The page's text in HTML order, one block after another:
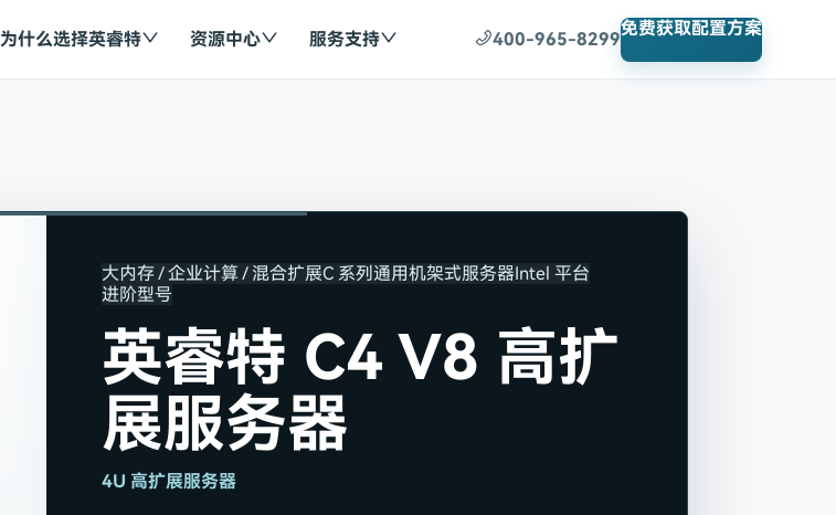
为什么选择英睿特 资源中心 服务支持 400-965-8299
免费获取配置方案
大内存 / 企业计算 / 混合扩展C 系列通用机架式服务器Intel 平台
进阶型号
英睿特 C4 V8 高扩
展服务器
4U 高扩展服务器